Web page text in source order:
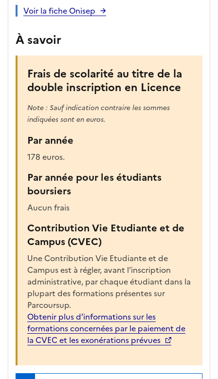
Voir la fiche Onisep
À savoir
Frais de scolarité au titre de la
double inscription en Licence
Note : Sauf indication contraire les sommes
indiquées sont en euros.
Par année
178 euros.
Par année pour les étudiants
boursiers
Aucun frais
Contribution Vie Etudiante et de
Campus (CVEC)
Une Contribution Vie Etudiante et de
Campus est à régler, avant l’inscription
administrative, par chaque étudiant dans la
plupart des formations présentes sur
Parcoursup.
Obtenir plus d’informations sur les
formations concernées par le paiement de
la CVEC et les exonérations prévues